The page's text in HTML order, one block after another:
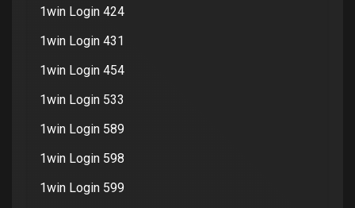
1win Login 424
1win Login 431
1win Login 454
1win Login 533
1win Login 589
1win Login 598
1win Login 599